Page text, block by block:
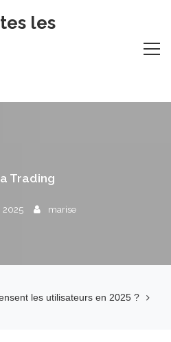
les
Trading
2025 marise
les utilisateurs en 2025 ?